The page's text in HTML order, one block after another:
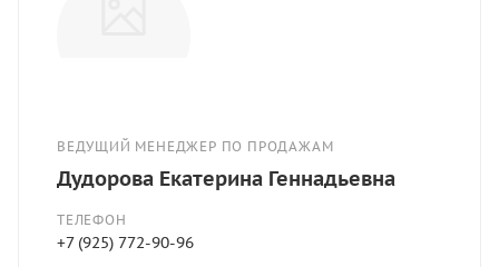
ВЕДУЩИЙ МЕНЕДЖЕР ПО ПРОДАЖАМ
Дудорова Екатерина Геннадьевна
ТЕЛЕФОН
+7 (925) 772-90-96